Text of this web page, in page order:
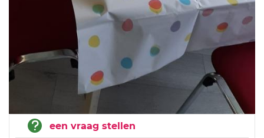
een vraag stellen